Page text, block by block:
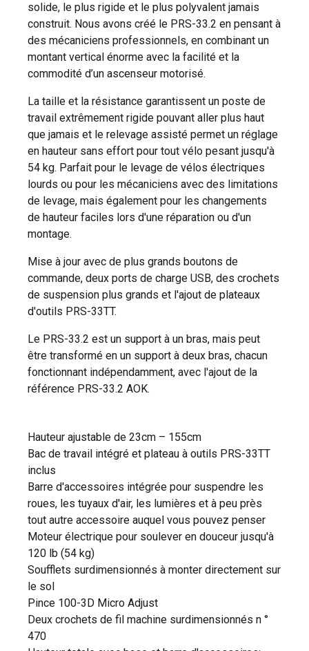
solide, le plus rigide et le plus polyvalent jamais
construit. Nous avons créé le PRS-33.2 en pensant à
des mécaniciens professionnels, en combinant un
montant vertical énorme avec la facilité et la
commodité d’un ascenseur motorisé.
La taille et la résistance garantissent un poste de
travail extrêmement rigide pouvant aller plus haut
que jamais et le relevage assisté permet un réglage
en hauteur sans effort pour tout vélo pesant jusqu'à
54 kg. Parfait pour le levage de vélos électriques
lourds ou pour les mécaniciens avec des limitations
de levage, mais également pour les changements
de hauteur faciles lors d'une réparation ou d'un
montage.
Mise à jour avec de plus grands boutons de
commande, deux ports de charge USB, des crochets
de suspension plus grands et l'ajout de plateaux
d'outils PRS-33TT.
Le PRS-33.2 est un support à un bras, mais peut
être transformé en un support à deux bras, chacun
fonctionnant indépendamment, avec l'ajout de la
référence PRS-33.2 AOK.
Hauteur ajustable de 23cm – 155cm
Bac de travail intégré et plateau à outils PRS-33TT
inclus
Barre d'accessoires intégrée pour suspendre les
roues, les tuyaux d'air, les lumières et à peu près
tout autre accessoire auquel vous pouvez penser
Moteur électrique pour soulever en douceur jusqu'à
120 lb (54 kg)
Soufflets surdimensionnés à monter directement sur
le sol
Pince 100-3D Micro Adjust
Deux crochets de fil machine surdimensionnés n °
470